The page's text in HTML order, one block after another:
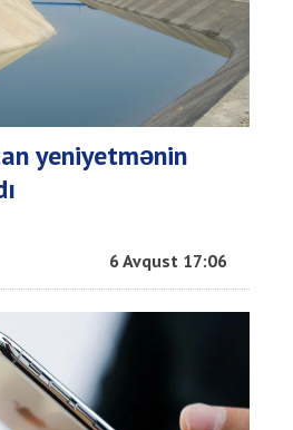
yeniyetmənin
6 Avqust 17:06